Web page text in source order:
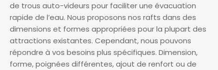
de trous auto-videurs pour faciliter une évacuation
rapide de l’eau. Nous proposons nos rafts dans des
dimensions et formes appropriées pour la plupart des
attractions existantes. Cependant, nous pouvons
répondre à vos besoins plus spécifiques. Dimension,
forme, poignées différentes, ajout de renfort ou de